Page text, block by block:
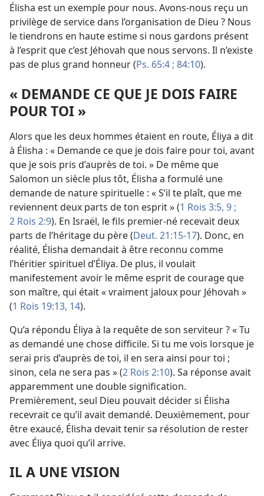
Élisha est un exemple pour nous. Avons-nous reçu un
privilège de service dans l’organisation de Dieu ? Nous
le tiendrons en haute estime si nous gardons présent
à l’esprit que c’est Jéhovah que nous servons. Il n’existe
pas de plus grand honneur (Ps. 65:4 ; 84:10).
« DEMANDE CE QUE JE DOIS FAIRE
POUR TOI »
Alors que les deux hommes étaient en route, Éliya a dit
à Élisha : « Demande ce que je dois faire pour toi, avant
que je sois pris d’auprès de toi. » De même que
Salomon un siècle plus tôt, Élisha a formulé une
demande de nature spirituelle : « S’il te plaît, que me
reviennent deux parts de ton esprit » (1 Rois 3:5, 9 ;
2 Rois 2:9). En Israël, le fils premier-né recevait deux
parts de l’héritage du père (Deut. 21:15-17). Donc, en
réalité, Élisha demandait à être reconnu comme
l’héritier spirituel d’Éliya. De plus, il voulait
manifestement avoir le même esprit de courage que
son maître, qui était « vraiment jaloux pour Jéhovah »
(1 Rois 19:13, 14).
Qu’a répondu Éliya à la requête de son serviteur ? « Tu
as demandé une chose difficile. Si tu me vois lorsque je
serai pris d’auprès de toi, il en sera ainsi pour toi ;
sinon, cela ne sera pas » (2 Rois 2:10). Sa réponse avait
apparemment une double signification.
Premièrement, seul Dieu pouvait décider si Élisha
recevrait ce qu’il avait demandé. Deuxièmement, pour
être exaucé, Élisha devait tenir sa résolution de rester
avec Éliya quoi qu’il arrive.
IL A UNE VISION